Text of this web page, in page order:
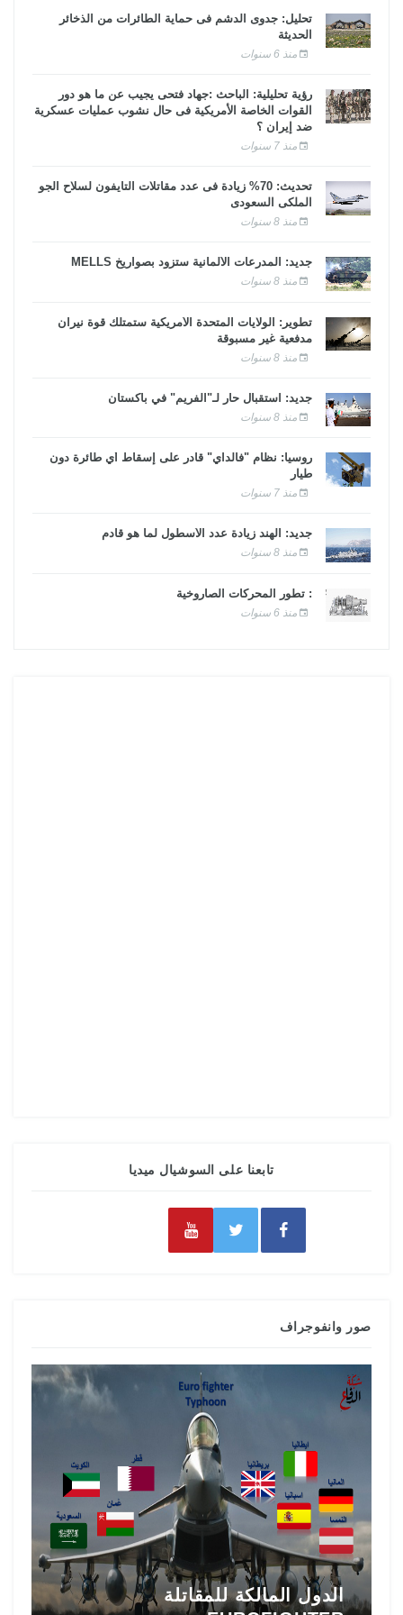
تحليل: جدوى الدشم فى حماية الطائرات من الذخائر
الحديثة
منذ 6 سنوات
رؤية تحليلية: الباحث :جهاد فتحى يجيب عن ما هو دور
القوات الخاصة الأمريكية فى حال نشوب عمليات عسكرية
ضد إيران ؟
منذ 7 سنوات
تحديث: 70% زيادة فى عدد مقاتلات التايفون لسلاح الجو
الملكى السعودى
منذ 8 سنوات
جديد: المدرعات الألمانية ستزود بصواريخ MELLS
منذ 8 سنوات
تطوير: الولايات المتحدة الأمريكية ستمتلك قوة نيران
مدفعية غير مسبوقة
منذ 8 سنوات
جديد: استقبال حار لـ"الفريم" في باكستان
منذ 8 سنوات
روسيا: نظام "فالداي" قادر على إسقاط أي طائرة دون
طيار
منذ 7 سنوات
جديد: الهند زيادة عدد الأسطول لما هو قادم
منذ 8 سنوات
: تطور المحركات الصاروخية
منذ 6 سنوات
تابعنا على السوشيال ميديا
صور وانفوجراف
تاريخ المقاتلة F-16 في الشرق